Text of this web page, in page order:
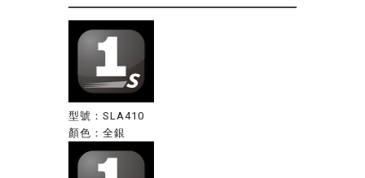
型號：SLA410
顏色：全銀